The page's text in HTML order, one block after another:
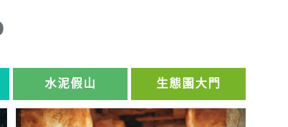
水泥假山 生態園大門